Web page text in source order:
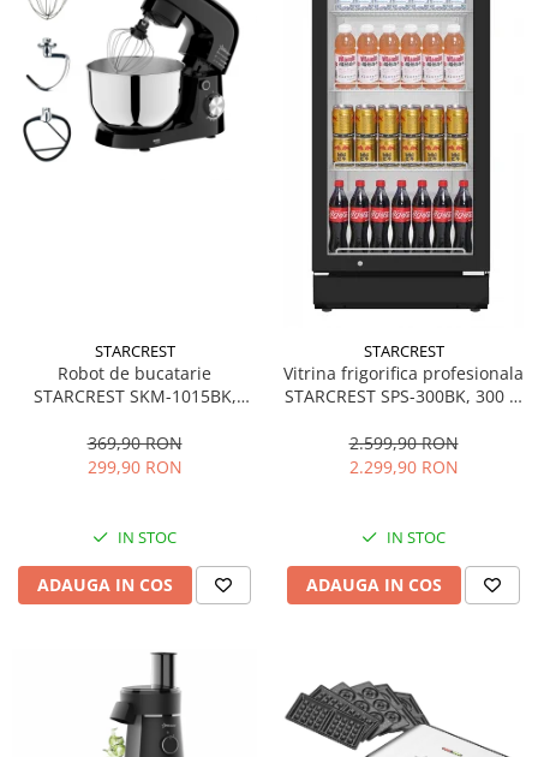
STARCREST
Robot de bucatarie
STARCREST SKM-1015BK,
Accesorii, 10 Viteze + Pulse,
Negru
369,90 RON
299,90 RON
IN STOC
ADAUGA IN COS
STARCREST
Vitrina frigorifica profesionala
STARCREST SPS-300BK, 300 L,
LED, H 169.5 cm, Negru
2.599,90 RON
2.299,90 RON
IN STOC
ADAUGA IN COS